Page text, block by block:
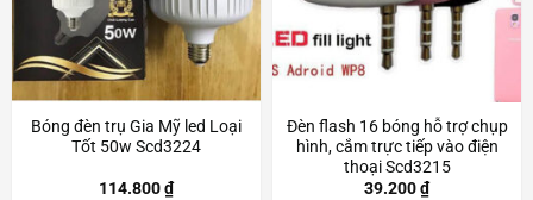
Bóng đèn trụ Gia Mỹ led Loại
Tốt 50w Scd3224
114.800₫
Đèn flash 16 bóng hỗ trợ chụp
hình, cắm trực tiếp vào điện
thoại Scd3215
39.200₫